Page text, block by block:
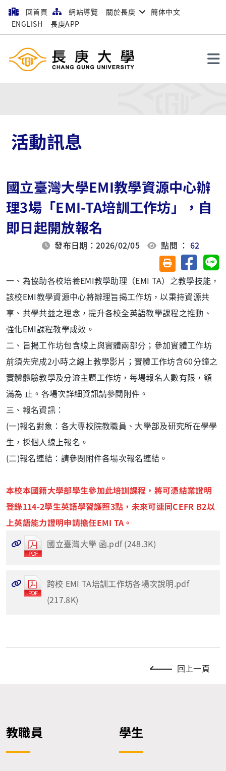
回首頁 網站導覽 關於長庚
簡体中文
ENGLISH
長庚APP
活動訊息
國立臺灣大學EMI教學資源中心辦
理3場「EMI-TA培訓工作坊」，自
即日起開放報名
發布日期：2026/02/05 點閱 ：62
友善列印(另開視
分享至
一、為協助各校培養EMI教學助理（EMI TA）之教學技能，
該校EMI教學資源中心將辦理旨揭工作坊，以秉持資源共
享、共學共益之理念，提升各校全英語教學課程之推動、
強化EMI課程教學成效。
二、旨揭工作坊包含線上與實體兩部分；參加實體工作坊
前須先完成2小時之線上教學影片；實體工作坊含60分鐘之
實體體驗教學及分流主題工作坊，每場報名人數有限，額
滿為 止。各場次詳細資訊請參閱附件。
三、報名資訊：
(一)報名對象：各大專校院教職員、大學部及研究所在學學
生，採個人線上報名。
(二)報名連結：請參閱附件各場次報名連結。
本校本國籍大學部學生參加此培訓課程，將可憑結業證明
登錄114-2學生英語學習護照3點，未來可連同CEFR B2以
上英語能力證明申請擔任EMI TA。
國立臺灣大學 函.pdf (248.3K)
跨校 EMI TA培訓工作坊各場次說明.pdf
(217.8K)
回上一頁
教職員 學生